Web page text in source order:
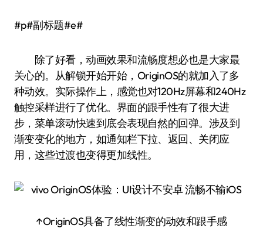
#p#副标题#e#
除了好看，动画效果和流畅度想必也是大家最
关心的。从解锁开始开始，OriginOS的就加入了多
种动效。实际操作上，感觉也对120Hz屏幕和240Hz
触控采样进行了优化。界面的跟手性有了很大进
步，菜单滚动快速到底会表现自然的回弹。涉及到
渐变变化的地方，如通知栏下拉、返回、关闭应
用，这些过渡也变得更加线性。
↑OriginOS具备了线性渐变的动效和跟手感